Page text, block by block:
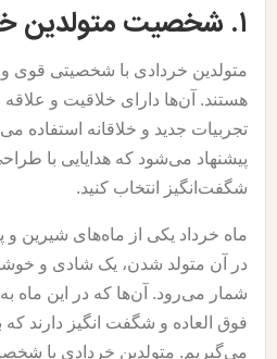
۱. شخصیت متولدین خرداد
متولدین خردادی با شخصیتی قوی و
هستند. آن‌ها دارای خلاقیت و علاقه
تجربیات جدید و خلاقانه استفاده
پیشنهاد می‌شود که هدایایی با
شگفت‌انگیز انتخاب کنید.
ماه خرداد یکی از ماه‌های شیرین
در آن متولد شدن، یک شادی و
شمار می‌رود. آن‌ها که در این ماه به
فوق العاده و شگفت انگیز دارند که
می‌گیریم. متولدین خردادی با